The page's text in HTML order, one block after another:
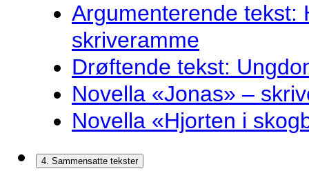
Argumenterende tekst:
skriveramme
Drøftende tekst:
Novella «Jonas» –
Novella «Hjorten i
4. Sammensatte tekster